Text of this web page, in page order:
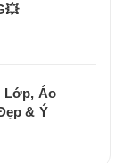
Lớp, Áo
& Ý